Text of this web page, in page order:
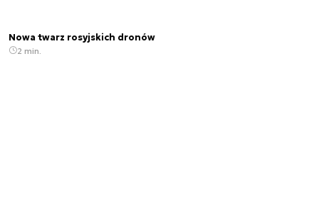
Nowa twarz rosyjskich dronów
2 min.